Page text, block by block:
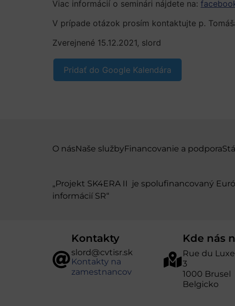
Viac informácií o seminári nájdete na:
V prípade otázok prosím kontaktujte p.
Zverejnené 15.12.2021, slord
Pridať do Google Kalendára
O násNaše službyFinancovanie a podpora
„Projekt SK4ERA II je spolufinancovaný
informácií SR“
Kontakty
slord@cvtisr.sk
Kontakty na
zamestnancov
Kde nás
Rue du
3
1000 Brusel
Belgicko